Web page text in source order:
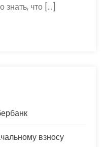
что […]
взносу